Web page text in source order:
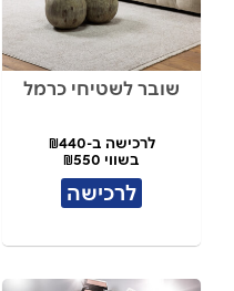
שובר לשטיחי כרמל
לרכישה ב-₪440
בשווי ₪550
לרכישה